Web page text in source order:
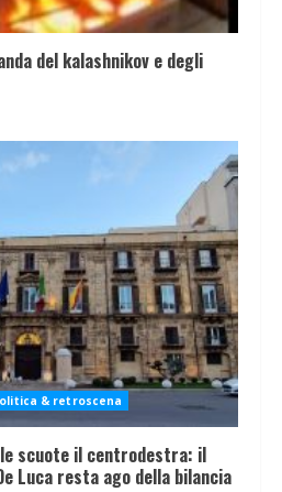
del kalashnikov e degli
& retroscena
scuote il centrodestra: il
Luca resta ago della bilancia